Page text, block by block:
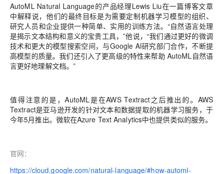
AutoML Natural Language的产品经理Lewis Liu在一篇博客文章
中解释说，他们的最终目标是为需要定制机器学习模型的组织、
研究人员和企业提供一种简单、实用的训练方法。“自然语言处理
是揭示文本结构和意义的宝贵工具，”他说，“我们通过更好的微调
技术和更大的模型搜索空间，与Google AI研究部门合作，不断提
高模型的质量。我们还引入了更高级的特性来帮助 AutoML自然语
言更好地理解文档。”
值得注意的是，AutoML是在AWS Textract之后推出的。AWS
Textract是亚马逊开发的针对文本和数据提取的机器学习服务，于
今年5月推出。微软在Azure Text Analytics中也提供类似的服务。
官网：
https://cloud.google.com/natural-language/#how-automl-